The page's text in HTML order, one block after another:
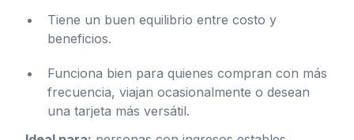
Tiene un buen equilibrio entre costo y
beneficios.
Funciona bien para quienes compran con más
frecuencia, viajan ocasionalmente o desean
una tarjeta más versátil.